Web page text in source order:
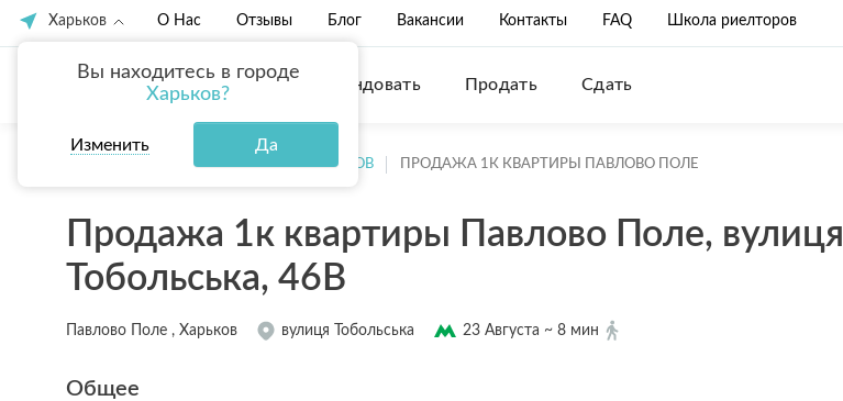
Харьков
Вы находитесь в городе
Харьков?
Изменить Да
О Нас Отзывы Блог Вакансии Контакты FAQ Школа риелторов
Купить Арендовать Продать Сдать
ПРОДАЖА КВАРТИР ХАРЬКОВ ПРОДАЖА 1К КВАРТИРЫ ПАВЛОВО ПОЛЕ
Продажа 1к квартиры Павлово Поле, вулиця
Тобольська, 46В
Павлово Поле , Харьков вулиця Тобольська 23 Августа ~ 8 мин
Общее